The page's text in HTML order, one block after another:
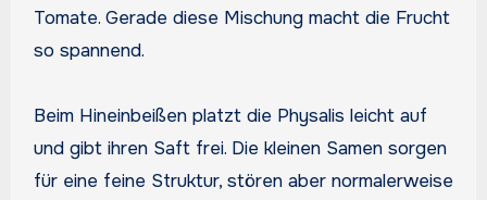
Tomate. Gerade diese Mischung macht die Frucht
so spannend.
Beim Hineinbeißen platzt die Physalis leicht auf
und gibt ihren Saft frei. Die kleinen Samen sorgen
für eine feine Struktur, stören aber normalerweise